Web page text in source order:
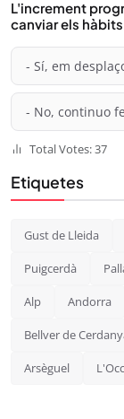
L'increment
canviar els
- Sí, em
- No, continuo
Total Votes: 37
Etiquetes
Gust de Lleida
Puigcerdà
Alp Andorra
Bellver de
Arsèguel